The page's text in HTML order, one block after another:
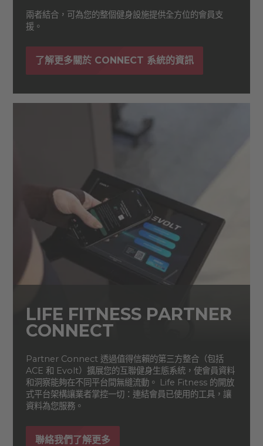
兩者結合，可為您的整個健身設施提供全方位的會員支
援。
了解更多關於 CONNECT 系統的資訊
LIFE FITNESS PARTNER
CONNECT
Partner Connect 透過值得信賴的第三方整合（包括
ACE 和 Evolt）擴展您的互聯健身生態系統，使會員資料
和洞察能夠在不同平台間無縫流動。 Life Fitness 的開放
式平台架構讓業者掌控一切：連結會員已使用的工具，讓
資料為您服務。
聯絡我們了解更多